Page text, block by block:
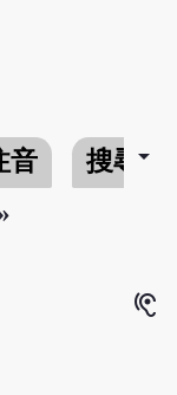
音 搜尋arrow_drop_down
hearing